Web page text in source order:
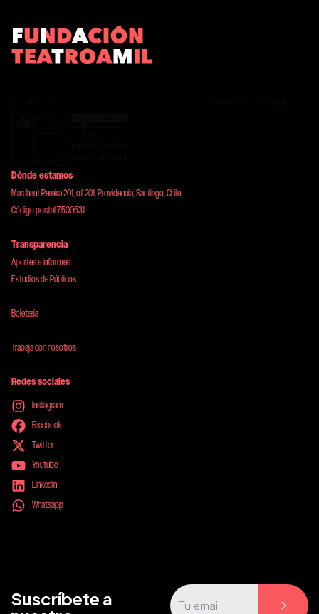
Dónde estamos
Marchant Pereira 201, of 201, Providencia, Santiago, Chile.
Código postal 7500531
Transparencia
Aportes e informes
Estudios de Públicos
Boletería
Trabaja con nosotros
Redes sociales
Instagram
Facebook
Twitter
Youtube
LinkedIn
Whatsapp
Suscríbete a